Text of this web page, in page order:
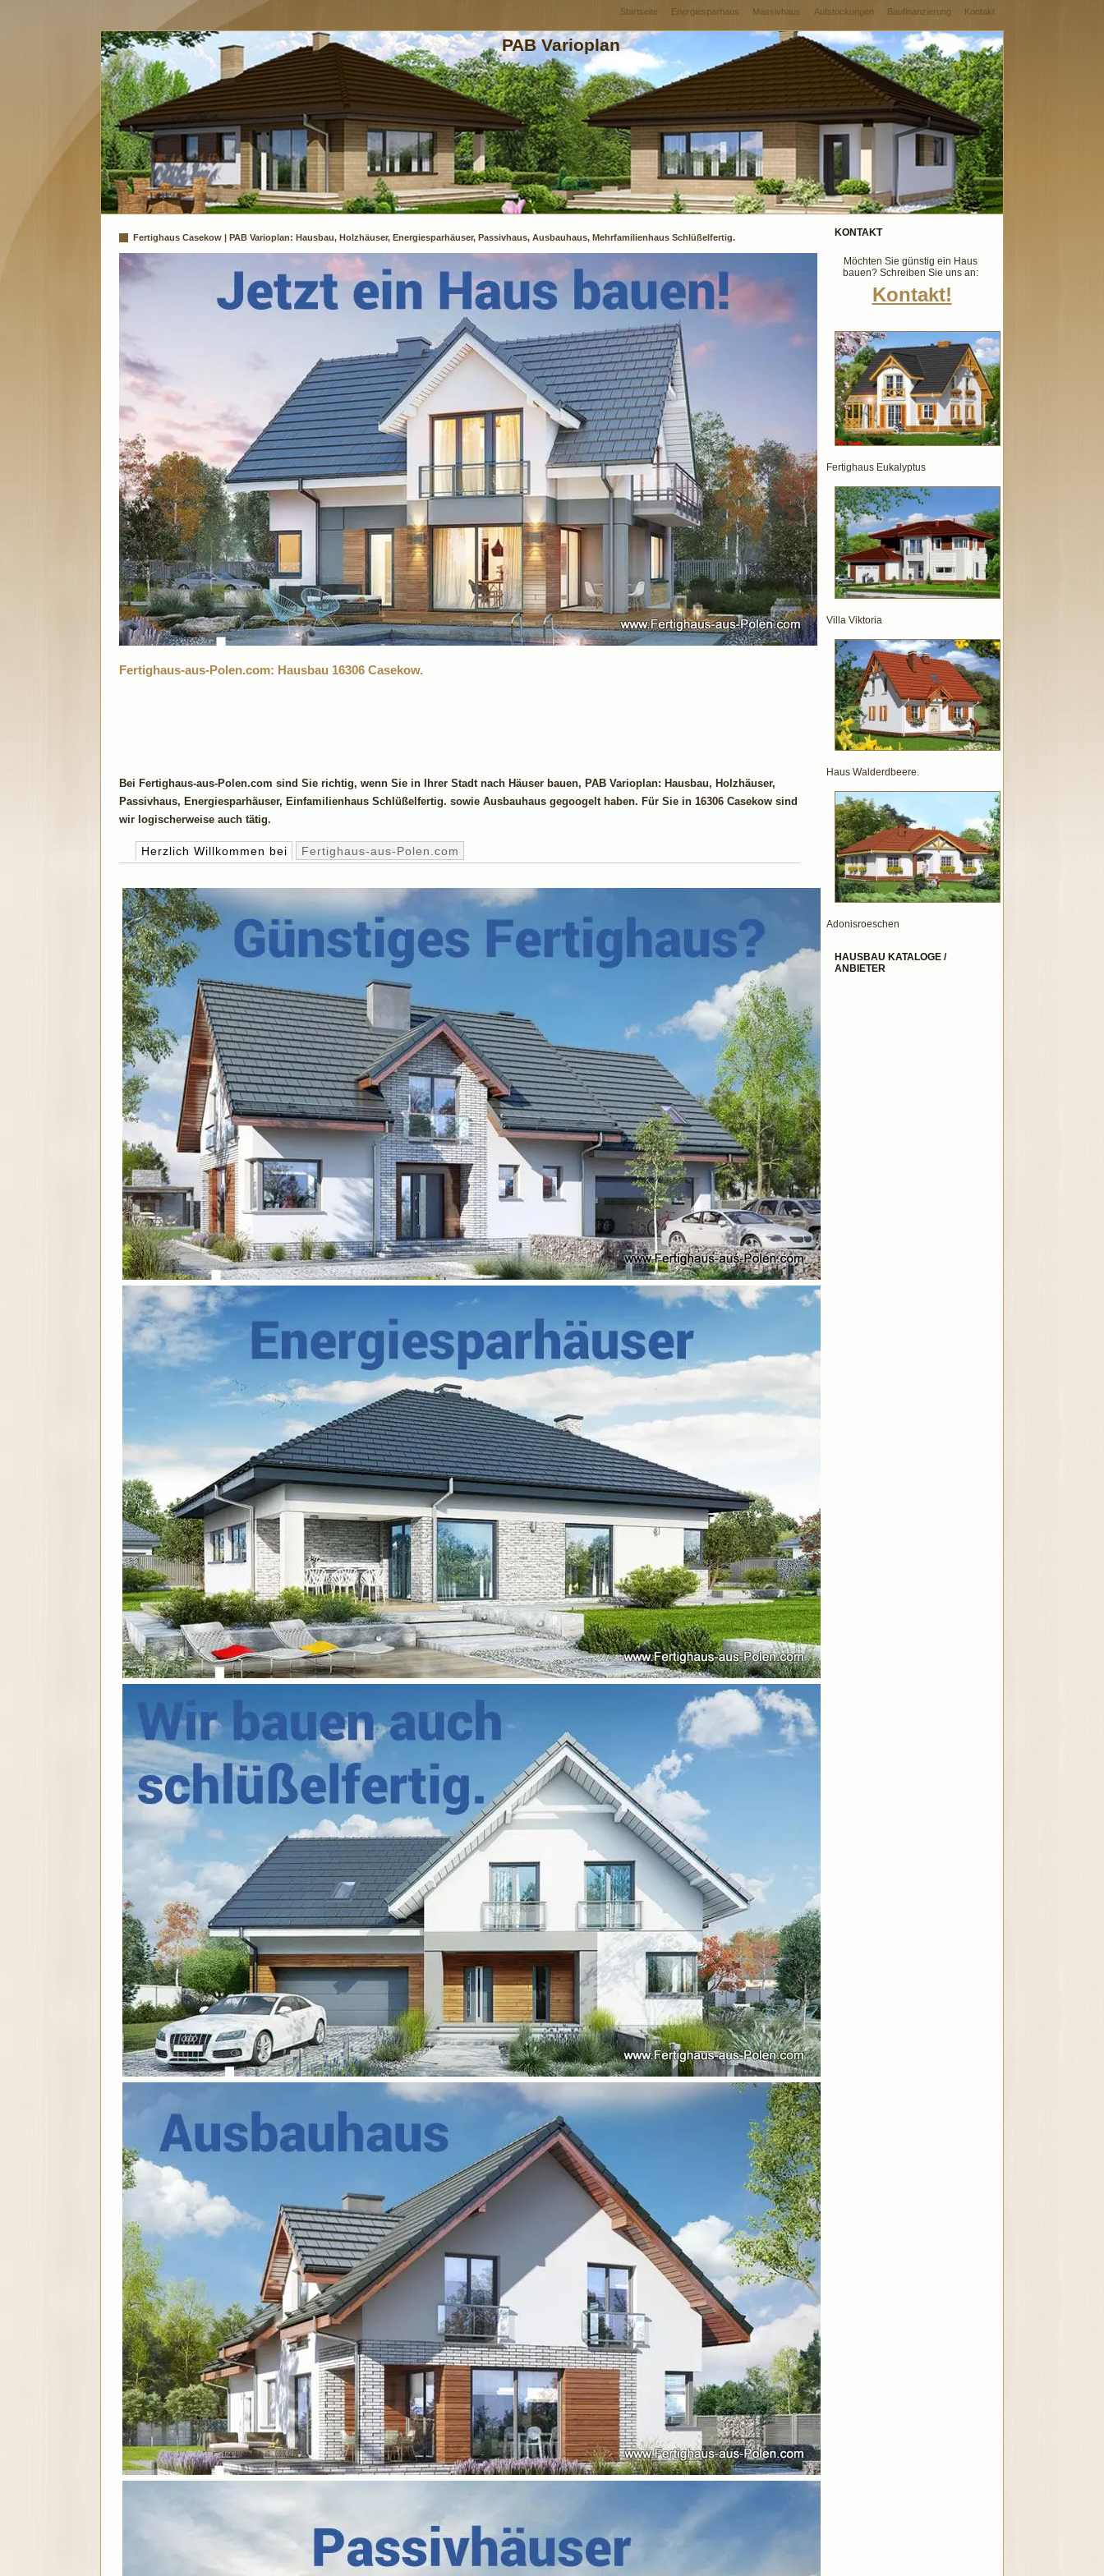
Startseite Energiesparhaus Massivhaus Aufstockungen Baufinanzierung Kontakt
PAB Varioplan
Fertighaus Casekow | PAB Varioplan: Hausbau, Holzhäuser, Energiesparhäuser, Passivhaus, Ausbauhaus, Mehrfamilienhaus Schlüßelfertig.
Fertighaus-aus-Polen.com: Hausbau 16306 Casekow.
Bei Fertighaus-aus-Polen.com sind Sie richtig, wenn Sie in Ihrer Stadt nach Häuser bauen, PAB Varioplan: Hausbau, Holzhäuser,
Passivhaus, Energiesparhäuser, Einfamilienhaus Schlüßelfertig. sowie Ausbauhaus gegoogelt haben. Für Sie in 16306 Casekow sind
wir logischerweise auch tätig.
Herzlich Willkommen bei Fertighaus-aus-Polen.com
KONTAKT
Möchten Sie günstig ein Haus
bauen? Schreiben Sie uns an:
Kontakt!
Fertighaus Eukalyptus
Villa Viktoria
Haus Walderdbeere.
Adonisroeschen
HAUSBAU KATALOGE /
ANBIETER